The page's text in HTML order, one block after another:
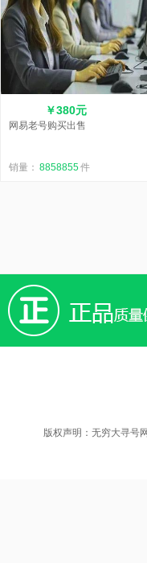
￥380元
网易老号购买出售
销量： 8858855件
版权声明：无穷大寻号